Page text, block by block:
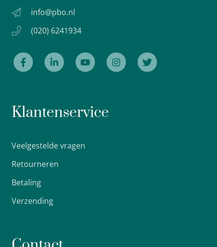
info@pbo.nl
(020) 6241934
Klantenservice
Veelgestelde vragen
Retourneren
Betaling
Verzending